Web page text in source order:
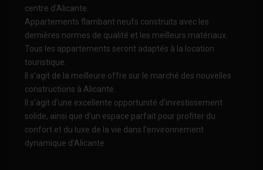
centre d’Alicante.
Appartements flambant neufs construits avec les
dernières normes de qualité et les meilleurs matériaux.
Tous les appartements seront adaptés à la location
touristique.
Il s’agit de la meilleure offre sur le marché des nouvelles
constructions à Alicante.
Il s’agit d’une excellente opportunité d’investissement
solide, ainsi que d’un espace parfait pour profiter du
confort et du luxe de la vie dans l’environnement
dynamique d’Alicante.